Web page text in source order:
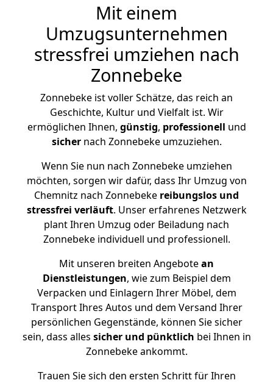
Mit einem
Umzugsunternehmen
stressfrei umziehen nach
Zonnebeke
Zonnebeke ist voller Schätze, das reich an
Geschichte, Kultur und Vielfalt ist. Wir
ermöglichen Ihnen, günstig, professionell und
sichernach Zonnebeke umzuziehen.
Wenn Sie nun nach Zonnebeke umziehen
möchten, sorgen wir dafür, dass Ihr Umzug von
Chemnitz nach Zonnebeke reibungslos und
stressfrei verläuft. Unser erfahrenes Netzwerk
plant Ihren Umzug oder Beiladung nach
Zonnebeke individuell und professionell.
Mit unseren breiten Angebotean
Dienstleistungen, wie zum Beispiel dem
Verpacken und Einlagern Ihrer Möbel, dem
Transport Ihres Autos und dem Versand Ihrer
persönlichen Gegenstände, können Sie sicher
sein, dass alles sicher und pünktlich bei Ihnen in
Zonnebeke ankommt.
Trauen Sie sich den ersten Schritt für Ihren